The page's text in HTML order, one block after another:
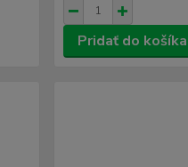
Pridať do košíka